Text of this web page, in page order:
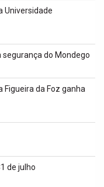
Universidade
segurança do Mondego
Figueira da Foz ganha
de julho